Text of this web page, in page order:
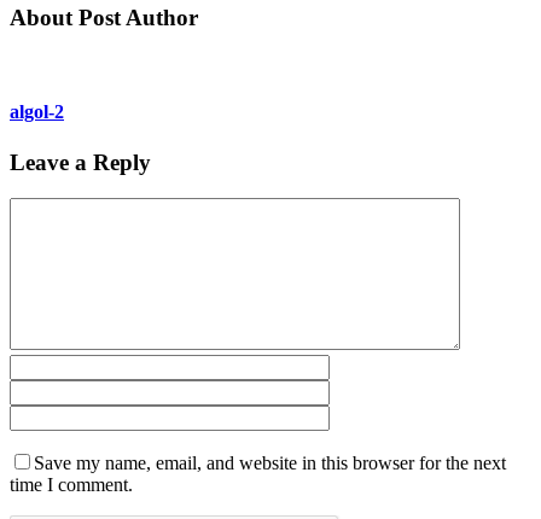
About Post Author
algol-2
Leave a Reply
Save my name, email, and website in this browser for the next
time I comment.